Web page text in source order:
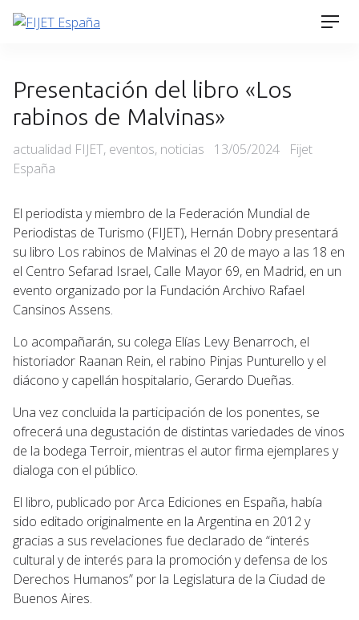
Skip
Presentación del libro «Los
rabinos de Malvinas»
Categories
actualidad FIJET, eventos, noticias
Posted
13/05/2024
Fijet
España
El periodista y miembro de la Federación Mundial de
Periodistas de Turismo (FIJET), Hernán Dobry presentará
su libro Los rabinos de Malvinas el 20 de mayo a las 18 en
el Centro Sefarad Israel, Calle Mayor 69, en Madrid, en un
evento organizado por la Fundación Archivo Rafael
Cansinos Assens.
Lo acompañarán, su colega Elías Levy Benarroch, el
historiador Raanan Rein, el rabino Pinjas Punturello y el
diácono y capellán hospitalario, Gerardo Dueñas.
Una vez concluida la participación de los ponentes, se
ofrecerá una degustación de distintas variedades de vinos
de la bodega Terroir, mientras el autor firma ejemplares y
dialoga con el público.
El libro, publicado por Arca Ediciones en España, había
sido editado originalmente en la Argentina en 2012 y
gracias a sus revelaciones fue declarado de “interés
cultural y de interés para la promoción y defensa de los
Derechos Humanos” por la Legislatura de la Ciudad de
Buenos Aires.